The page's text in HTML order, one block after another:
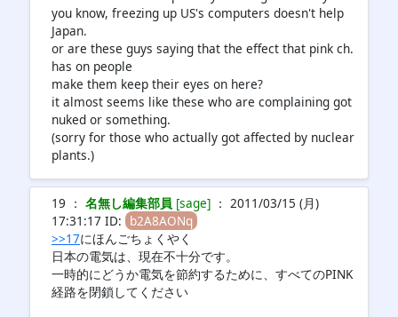
you know, freezing up US's computers doesn't help
Japan.
or are these guys saying that the effect that pink ch.
has on people
make them keep their eyes on here?
it almost seems like these who are complaining got
nuked or something.
(sorry for those who actually got affected by nuclear
plants.)
19 ： 名無し編集部員 [sage] ： 2011/03/15 (月)
17:31:17 ID: b2A8AONq
>>17にほんごちょくやく
日本の電気は、現在不十分です。
一時的にどうか電気を節約するために、すべてのPINK
経路を閉鎖してください